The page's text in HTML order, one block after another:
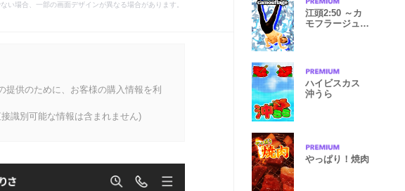
い場合、一部の画面デザインが異なる場合があります。
供のために、お客様の購入情報を利
識別可能な情報は含まれません)
江頭2:50 ～カ
モフラージュ柄
ハイビスカス
沖うら
やっぱり！焼肉